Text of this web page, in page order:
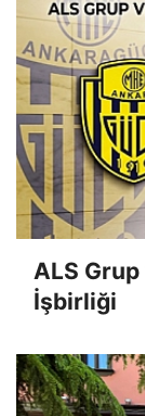
ALS
İşbirliği